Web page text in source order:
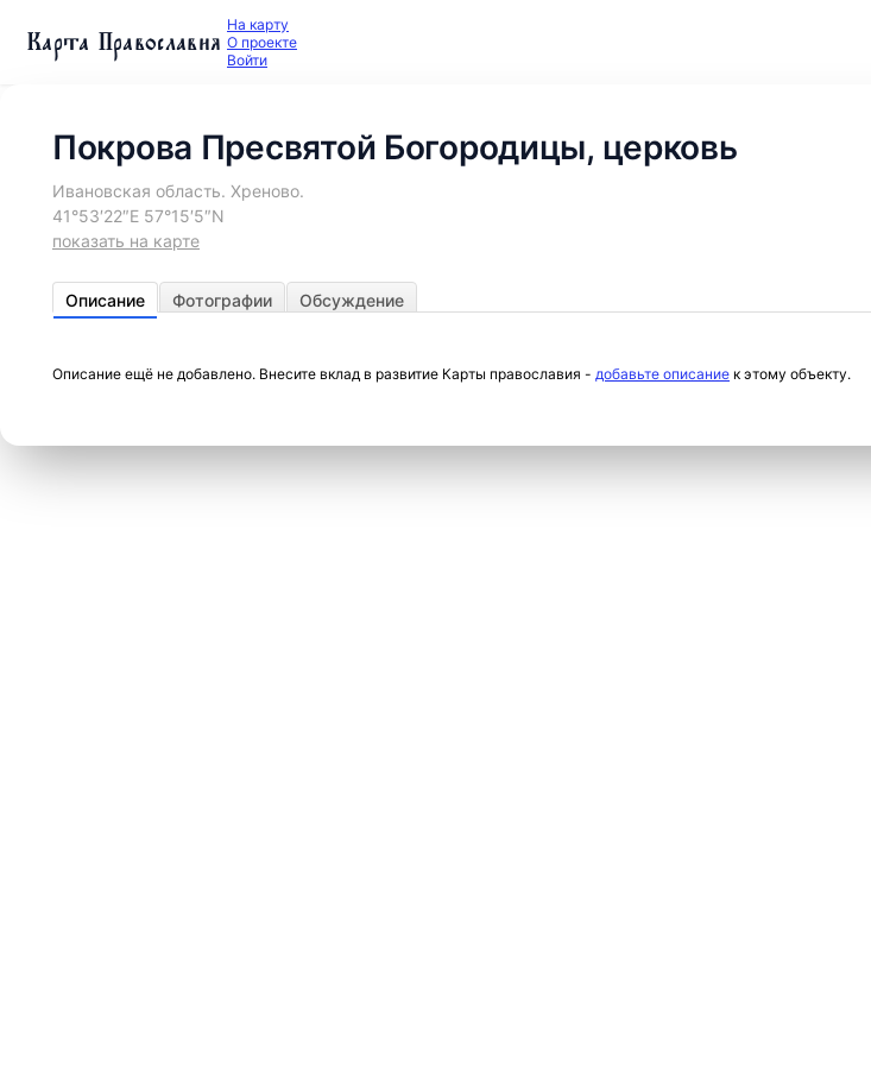
Карта Православия На карту
О проекте
Войти
Покрова Пресвятой Богородицы, церковь
Ивановская область. Хреново.
41°53′22″E 57°15′5″N
показать на карте
Описание Фотографии Обсуждение
Описание ещё не добавлено. Внесите вклад в развитие Карты православия - добавьте описание к этому объекту.